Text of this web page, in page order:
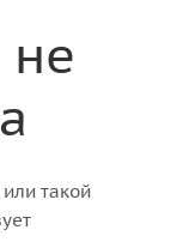
не
такой